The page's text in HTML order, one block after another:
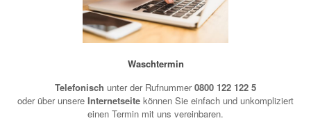
Waschtermin
Telefonisch unter der Rufnummer0800 122 122 5
oder über unsere Internetseite können Sie einfach und unkompliziert
einen Termin mit uns vereinbaren.